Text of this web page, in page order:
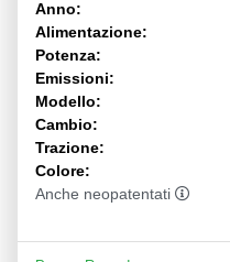
Anno:
Alimentazione:
Potenza:
Emissioni:
Modello:
Cambio:
Trazione:
Colore:
Anche neopatentati